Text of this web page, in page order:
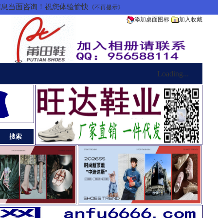
当面咨询！祝您体验愉快《不再提示》
添加桌面图标
加入收藏
Loading...